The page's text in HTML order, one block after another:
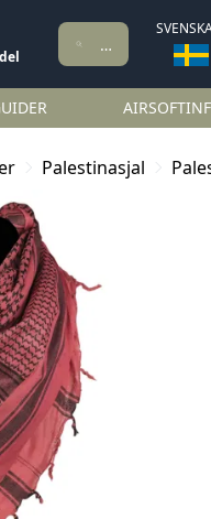
Palestinasjal